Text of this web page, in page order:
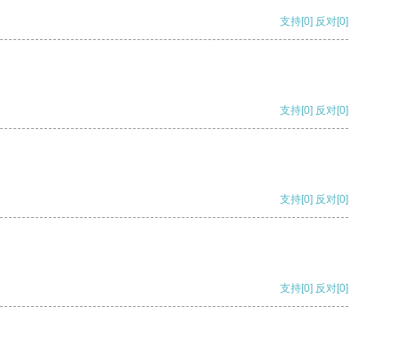
支持[0] 反对[0]
支持[0] 反对[0]
支持[0] 反对[0]
支持[0] 反对[0]